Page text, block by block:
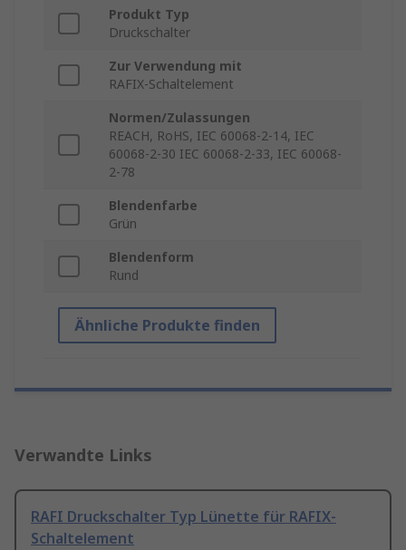
Produkt Typ
Druckschalter
Zur Verwendung mit
RAFIX-Schaltelement
Normen/Zulassungen
REACH, RoHS, IEC 60068-2-14, IEC
60068-2-30 IEC 60068-2-33, IEC 60068-
2-78
Blendenfarbe
Grün
Blendenform
Rund
Ähnliche Produkte finden
Verwandte Links
RAFI Druckschalter Typ Lünette für RAFIX-
Schaltelement